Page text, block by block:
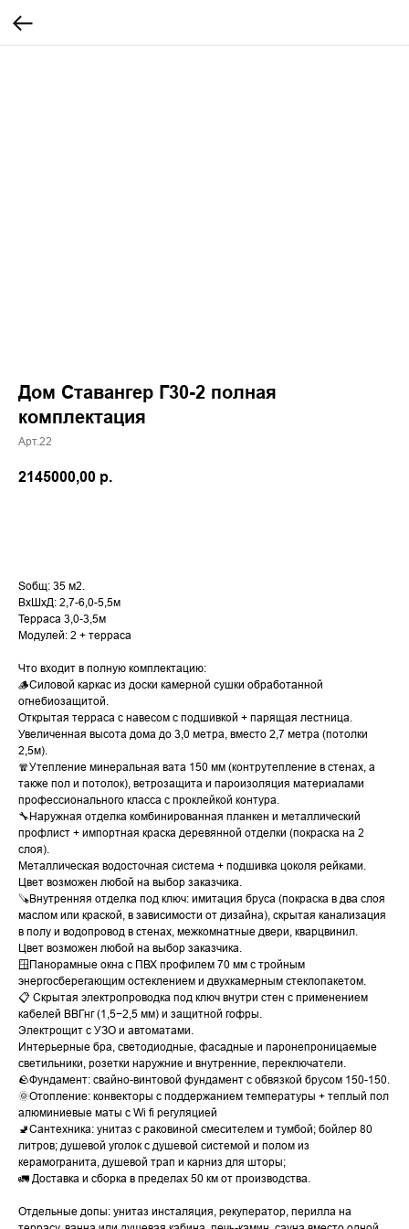
Дом Ставангер Г30-2 полная
комплектация
Арт.22
2145000,00 р.
Sобщ: 35 м2.
ВхШхД: 2,7-6,0-5,5м
Терраса 3,0-3,5м
Модулей: 2 + терраса
Что входит в полную комплектацию:
🪵Силовой каркас из доски камерной сушки обработанной
огнебиозащитой.
Открытая терраса с навесом с подшивкой + парящая лестница.
Увеличенная высота дома до 3,0 метра, вместо 2,7 метра (потолки
2,5м).
🧣Утепление минеральная вата 150 мм (контрутепление в стенах, а
также пол и потолок), ветрозащита и пароизоляция материалами
профессионального класса с проклейкой контура.
🔧Наружная отделка комбинированная планкен и металлический
профлист + импортная краска деревянной отделки (покраска на 2
слоя).
Металлическая водосточная система + подшивка цоколя рейками.
Цвет возможен любой на выбор заказчика.
🪚Внутренняя отделка под ключ: имитация бруса (покраска в два слоя
маслом или краской, в зависимости от дизайна), скрытая канализация
в полу и водопровод в стенах, межкомнатные двери, кварцвинил.
Цвет возможен любой на выбор заказчика.
🪟Панорамные окна с ПВХ профилем 70 мм с тройным
энергосберегающим остеклением и двухкамерным стеклопакетом.
📋 Скрытая электропроводка под ключ внутри стен с применением
кабелей ВВГнг (1,5−2,5 мм) и защитной гофры.
Электрощит с УЗО и автоматами.
Интерьерные бра, светодиодные, фасадные и паронепроницаемые
светильники, розетки наружние и внутренние, переключатели.
🪨Фундамент: свайно-винтовой фундамент с обвязкой брусом 150-150.
🌞Отопление: конвекторы с поддержанием температуры + теплый пол
алюминиевые маты с Wi fi регуляцией
🚽Сантехника: унитаз с раковиной смесителем и тумбой; бойлер 80
литров; душевой уголок с душевой системой и полом из
керамогранита, душевой трап и карниз для шторы;
🚛 Доставка и сборка в пределах 50 км от производства.
Отдельные допы: унитаз инсталяция, рекуператор, перилла на